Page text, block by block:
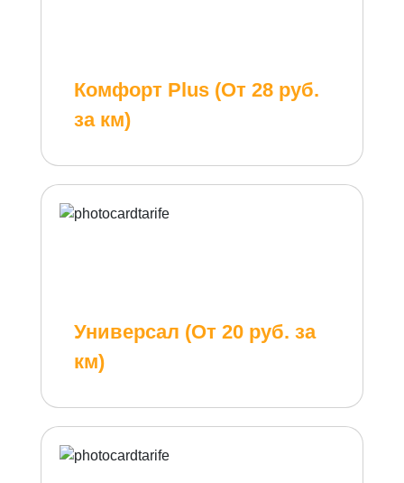
Комфорт Plus (От 28 руб.
за км)
Универсал (От 20 руб. за
км)